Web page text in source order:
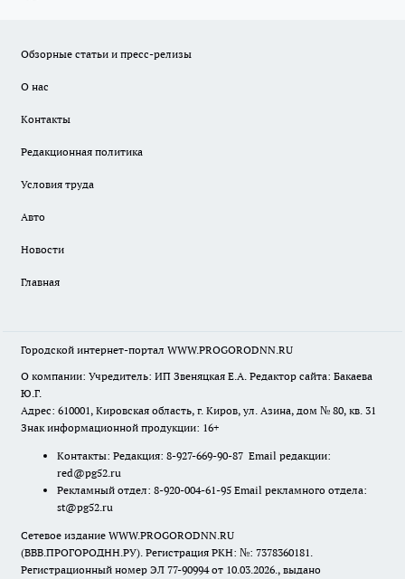
Обзорные статьи и пресс-релизы
О нас
Контакты
Редакционная политика
Условия труда
Авто
Новости
Главная
Городской интернет-портал WWW.PROGORODNN.RU
О компании: Учредитель: ИП Звеняцкая Е.А. Редактор сайта: Бакаева
Ю.Г.
Адрес: 610001, Кировская область, г. Киров, ул. Азина, дом № 80, кв. 31
Знак информационной продукции: 16+
Контакты: Редакция: 8-927-669-90-87 Email редакции:
red@pg52.ru
Рекламный отдел: 8-920-004-61-95 Email рекламного отдела:
st@pg52.ru
Сетевое издание WWW.PROGORODNN.RU
(ВВВ.ПРОГОРОДНН.РУ). Регистрация РКН: №: 7378360181.
Регистрационный номер ЭЛ 77-90994 от 10.03.2026., выдано